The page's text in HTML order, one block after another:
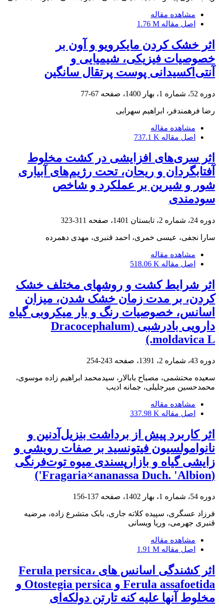
مشاهده مقاله
اصل مقاله 1.76 M
اثر خشک کردن مایکرویو و آون بر
خصوصیات فیزیکی، شیمیایی و
آنتی‌اکسیدانی پوست پرتقال سانگین
دوره 52، شماره 1، بهار 1400، صفحه 67-77
رضا فرهمندفر، ابراهیم سهرابی
مشاهده مقاله
اصل مقاله 737.1 K
اثر سری‌های افزایشی در کشت مخلوط
آفتابگردان و ریحان، تحت رژیم‌های آبیاری
شور و شیرین بر عملکرد و شاخص
سودمندی
دوره 24، شماره 2، تابستان 1401، صفحه 311-323
سارا نجفی، عیسی خمری، احمد قنبری، مهدی دهمرده
مشاهده مقاله
اصل مقاله 518.06 K
اثر شرایط کشت و روشهای مختلف خشک
کردن، بر مدت زمان خشک شدن، میزان
اسانس، خصوصیات رنگ و بار میکروبی گیاه
دارویی بادرشبی (Dracocephalum
moldavica L.)
دوره 43، شماره 2، 1391، صفحه 243-254
سعیده محتشمی، مصباح بابالار، سیدمحمد ابراهیم زاده موسوی،
محمدحسین میرجلیلی، جمانه ادیب
مشاهده مقاله
اصل مقاله 337.98 K
اثر کاربرد پیش از برداشت بنزیل‌آدنین و
نانوامولسیون فیتونسید بر صفات رویشی و
زایشی گیاه و بازارپسندی میوه توت‌فرنگی
(Fragaria×ananassa Duch. 'Albion')
دوره 54، شماره 1، بهار 1402، صفحه 137-156
فرزاد عسگری، سپیده کلاته جاری، بابک متشرع زاده، مرضیه
قنبری جهرمی، وریا ویسانی
مشاهده مقاله
اصل مقاله 1.91 M
اثر کشندگی اسانس ‌های Ferula persica،
Ferula assafoetida و Otostegia persica و
مخلوط آنها علیه کنه تارتن دولکه‌ای